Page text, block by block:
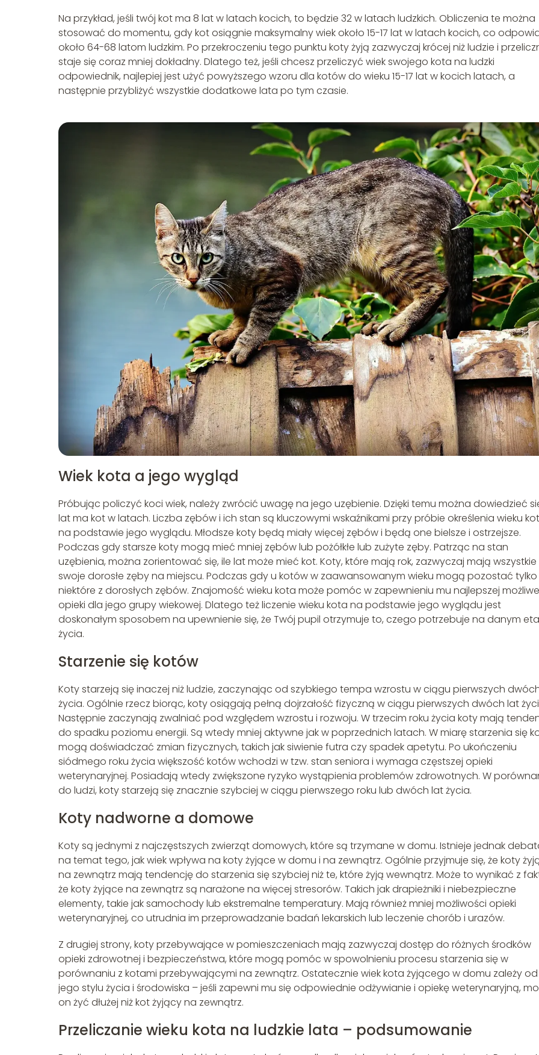
Na przykład, jeśli twój kot ma 8 lat w latach kocich, to będzie 32 w latach ludzkich. Obliczenia te można
stosować do momentu, gdy kot osiągnie maksymalny wiek około 15-17 lat w latach kocich, co
około 64-68 latom ludzkim. Po przekroczeniu tego punktu koty żyją zazwyczaj krócej niż ludzie i
staje się coraz mniej dokładny. Dlatego też, jeśli chcesz przeliczyć wiek swojego kota na ludzki
odpowiednik, najlepiej jest użyć powyższego wzoru dla kotów do wieku 15-17 lat w kocich latach, a
następnie przybliżyć wszystkie dodatkowe lata po tym czasie.
Wiek kota a jego wygląd
Próbując policzyć koci wiek, należy zwrócić uwagę na jego uzębienie. Dzięki temu można dowiedzieć
lat ma kot w latach. Liczba zębów i ich stan są kluczowymi wskaźnikami przy próbie określenia wieku
na podstawie jego wyglądu. Młodsze koty będą miały więcej zębów i będą one bielsze i ostrzejsze.
Podczas gdy starsze koty mogą mieć mniej zębów lub pożółkłe lub zużyte zęby. Patrząc na stan
uzębienia, można zorientować się, ile lat może mieć kot. Koty, które mają rok, zazwyczaj mają wszystkie
swoje dorosłe zęby na miejscu. Podczas gdy u kotów w zaawansowanym wieku mogą pozostać tylko
niektóre z dorosłych zębów. Znajomość wieku kota może pomóc w zapewnieniu mu najlepszej
opieki dla jego grupy wiekowej. Dlatego też liczenie wieku kota na podstawie jego wyglądu jest
doskonałym sposobem na upewnienie się, że Twój pupil otrzymuje to, czego potrzebuje na danym
życia.
Starzenie się kotów
Koty starzeją się inaczej niż ludzie, zaczynając od szybkiego tempa wzrostu w ciągu pierwszych
życia. Ogólnie rzecz biorąc, koty osiągają pełną dojrzałość fizyczną w ciągu pierwszych dwóch lat
Następnie zaczynają zwalniać pod względem wzrostu i rozwoju. W trzecim roku życia koty mają
do spadku poziomu energii. Są wtedy mniej aktywne jak w poprzednich latach. W miarę starzenia się
mogą doświadczać zmian fizycznych, takich jak siwienie futra czy spadek apetytu. Po ukończeniu
siódmego roku życia większość kotów wchodzi w tzw. stan seniora i wymaga częstszej opieki
weterynaryjnej. Posiadają wtedy zwiększone ryzyko wystąpienia problemów zdrowotnych. W
do ludzi, koty starzeją się znacznie szybciej w ciągu pierwszego roku lub dwóch lat życia.
Koty nadworne a domowe
Koty są jednymi z najczęstszych zwierząt domowych, które są trzymane w domu. Istnieje jednak
na temat tego, jak wiek wpływa na koty żyjące w domu i na zewnątrz. Ogólnie przyjmuje się, że koty
na zewnątrz mają tendencję do starzenia się szybciej niż te, które żyją wewnątrz. Może to wynikać z
że koty żyjące na zewnątrz są narażone na więcej stresorów. Takich jak drapieżniki i niebezpieczne
elementy, takie jak samochody lub ekstremalne temperatury. Mają również mniej możliwości opieki
weterynaryjnej, co utrudnia im przeprowadzanie badań lekarskich lub leczenie chorób i urazów.
Z drugiej strony, koty przebywające w pomieszczeniach mają zazwyczaj dostęp do różnych środków
opieki zdrowotnej i bezpieczeństwa, które mogą pomóc w spowolnieniu procesu starzenia się w
porównaniu z kotami przebywającymi na zewnątrz. Ostatecznie wiek kota żyjącego w domu zależy od
jego stylu życia i środowiska – jeśli zapewni mu się odpowiednie odżywianie i opiekę weterynaryjną,
on żyć dłużej niż kot żyjący na zewnątrz.
Przeliczanie wieku kota na ludzkie lata – podsumowanie